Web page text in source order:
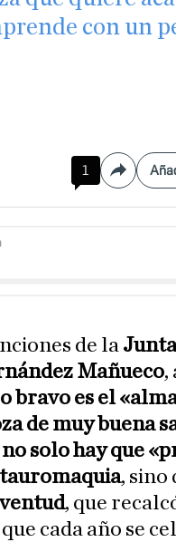
con un
1
de la
Mañueco,
bravo es el
de muy buena
no solo hay que
, sino
, que
cada año se